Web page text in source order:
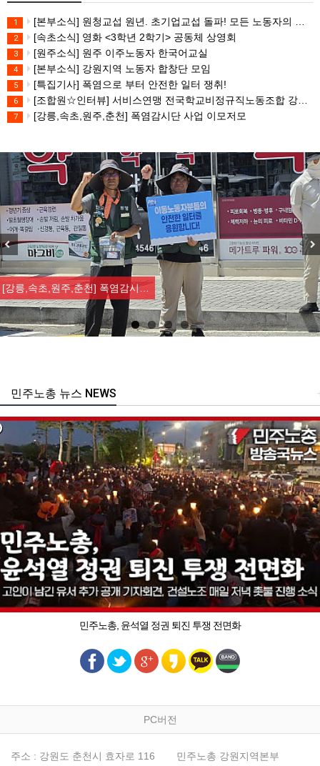
1 [본부소식] 원청교섭 원년. 초기업교섭 돌파! 모든 노동자의 노동기본권 쟁취! 민주노총 7.15 총파업대회
2 [속초소식] 영화 <3학년 2학기> 공동체 상영회
3 [원주소식] 원주 이주노동자 한국어교실
4 [본부소식] 강원지역 노동자 합창단 모임
5 [특집기사] 폭염으로 부터 안전한 일터 쟁취!
6 [조합원☆인터뷰] 서비스연맹 전국학교비정규직노동조합 강원지부 김유미 춘천지회장
7 [강릉,속초,원주,춘천] 폭염감시단 사업 이모저모
[강릉,속초,원주,춘천] 폭염감시…
주노총 뉴스 NEWS
민주노총, 윤석열 정권 퇴진 투쟁 전면화
PC버전
주소 : 강원도 춘천시 효자로 116 민주노총 강원지역본부